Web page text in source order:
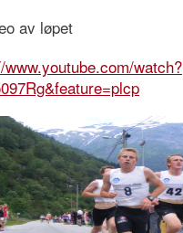
av løpet
www.youtube.com/watch?